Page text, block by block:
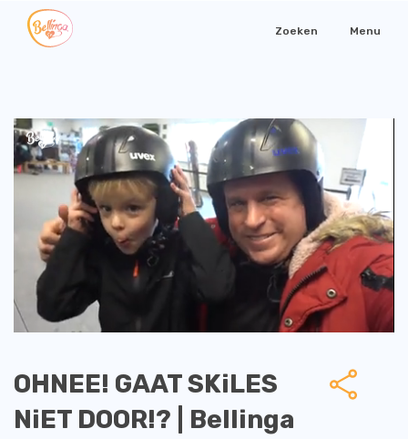
Zoeken Menu
OHNEE! GAAT SKiLES
NiET DOOR!? | Bellinga